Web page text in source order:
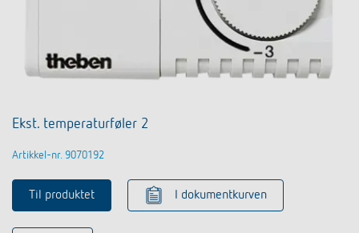
Ekst. temperaturføler 2
Artikkel-nr. 9070192
Til produktet I dokumentkurven